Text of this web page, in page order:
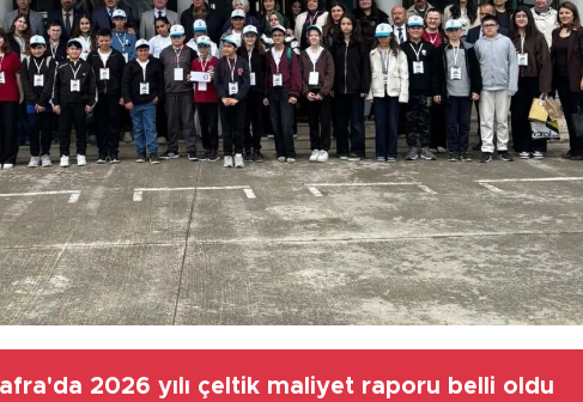
2026 yılı çeltik maliyet raporu belli oldu